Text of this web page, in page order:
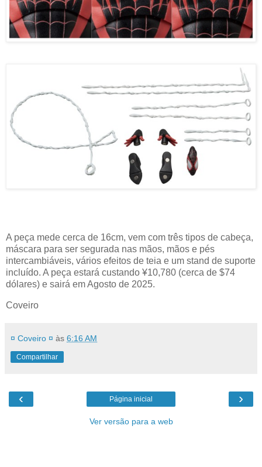
A peça mede cerca de 16cm, vem com três tipos de cabeça,
máscara para ser segurada nas mãos, mãos e pés
intercambiáveis, vários efeitos de teia e um stand de suporte
incluído. A peça estará custando ¥10,780 (cerca de $74
dólares) e sairá em Agosto de 2025.
Coveiro
¤ Coveiro ¤ às 6:16 AM
Compartilhar
‹ ›
Página inicial
Ver versão para a web